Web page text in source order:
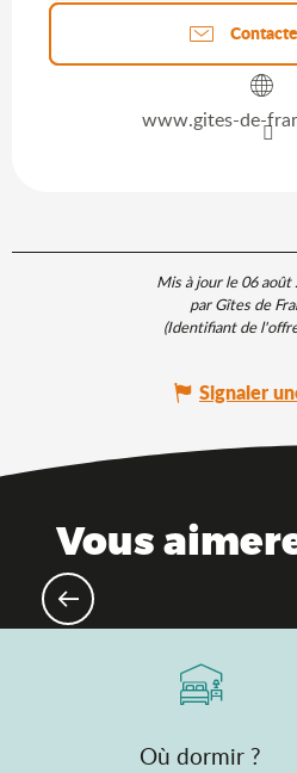
www.gites-de-
Mis à jour le 06 août
par Gîtes de
(Identifiant de
Signaler
Vous
10 raisons de ne
Où dormir ?